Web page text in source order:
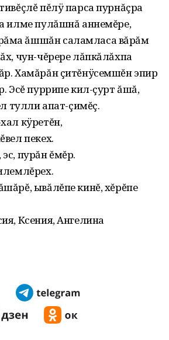
пĕлÿ парса пурнăçра
илме пулăшнă аннемĕре,
ăшшăн саламласа вăрăм
чун-чĕрере лăпкăлăхпа
Хамăрăн çитĕнÿсемшĕн эпир
Эсĕ пуррипе кил-çурт ăшă,
тулли апат-çимĕç.
кÿретĕн,
пекех.
пурăн ĕмĕр.
ывăлĕпе кинĕ, хĕрĕпе
Ксения, Ангелина